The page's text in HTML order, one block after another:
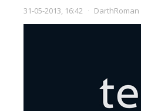
31-05-2013, 16:42 · DarthRoman